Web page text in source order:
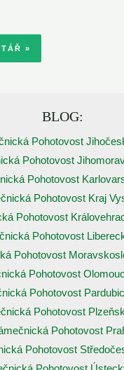
BLOG:
Pohotovost
Pohotovost
Pohotovost
Pohotovost Kraj
Pohotovost
Pohotovost
Pohotovost
Pohotovost
Pohotovost
Pohotovost
Pohotovost
Pohotovost